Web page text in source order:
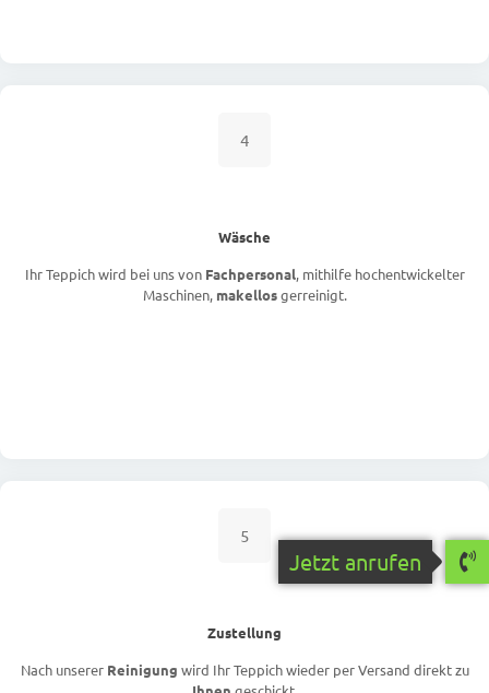
4
Wäsche
Ihr Teppich wird bei uns von Fachpersonal, mithilfe hochentwickelter
Maschinen, makellosgerreinigt.
5
Zustellung
Nach unserer Reinigung wird Ihr Teppich wieder per Versand direkt zu
Jetzt anrufen